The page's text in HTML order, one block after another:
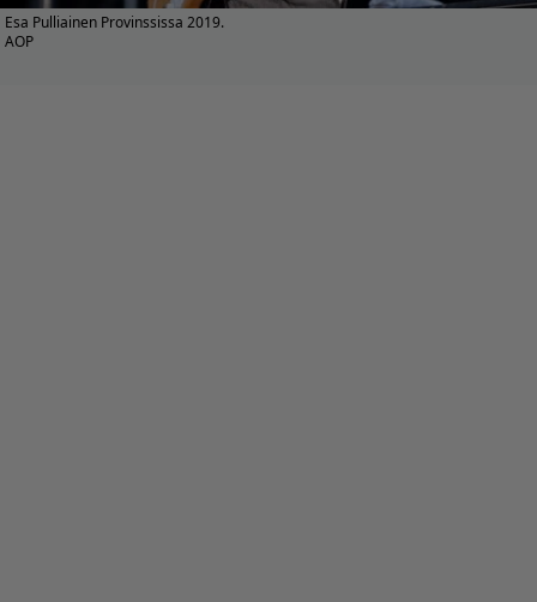
Esa Pulliainen Provinssissa 2019.
AOP